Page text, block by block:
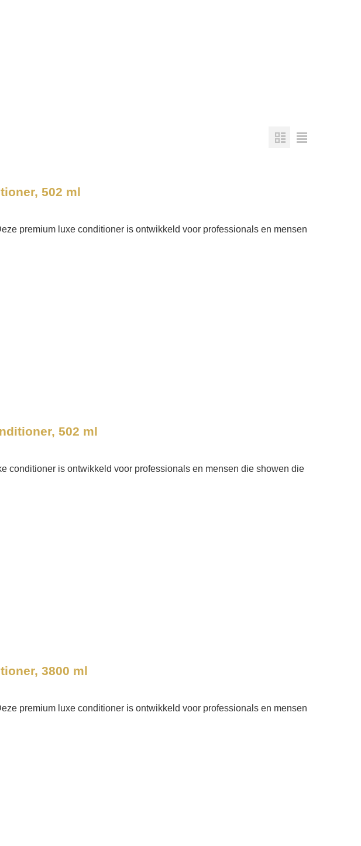
502 ml
premium luxe conditioner is ontwikkeld voor professionals en mensen
502 ml
conditioner is ontwikkeld voor professionals en mensen die showen die
3800 ml
premium luxe conditioner is ontwikkeld voor professionals en mensen